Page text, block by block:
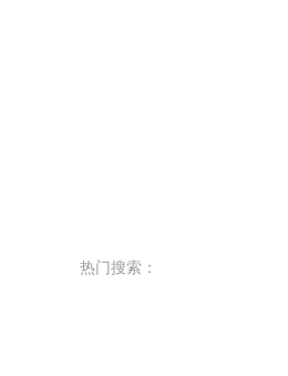
热门搜索：